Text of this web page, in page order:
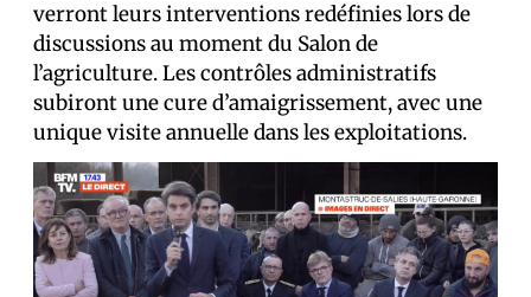
verront leurs interventions redéfinies lors de
discussions au moment du Salon de
l’agriculture. Les contrôles administratifs
subiront une cure d’amaigrissement, avec une
unique visite annuelle dans les exploitations.